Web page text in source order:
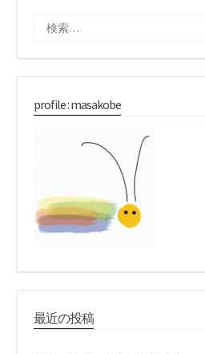
profile : masakobe
最近の投稿